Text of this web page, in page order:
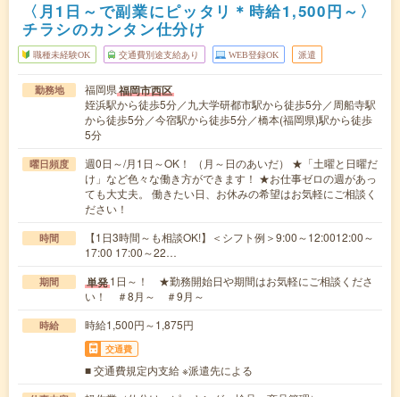
〈月1日～で副業にピッタリ＊時給1,500円～〉
チラシのカンタン仕分け
職種未経験OK 交通費別途支給あり WEB登録OK 派遣
勤務地 福岡県福岡市西区
姪浜駅から徒歩5分／九大学研都市駅から徒歩5分／周船寺駅
から徒歩5分／今宿駅から徒歩5分／橋本(福岡県)駅から徒歩
5分
曜日頻度
週0日～/月1日～OK！ （月～日のあいだ） ★「土曜と日曜だ
け」など色々な働き方ができます！ ★お仕事ゼロの週があっ
ても大丈夫。 働きたい日、お休みの希望はお気軽にご相談く
ださい！
時間
【1日3時間～も相談OK!】＜シフト例＞9:00～12:0012:00～
17:00 17:00～22…
期間 単発1日～！ ★勤務開始日や期間はお気軽にご相談くださ
い！ ＃8月～ ＃9月～
時給 時給1,500円～1,875円
交通費
■ 交通費規定内支給 ※派遣先による